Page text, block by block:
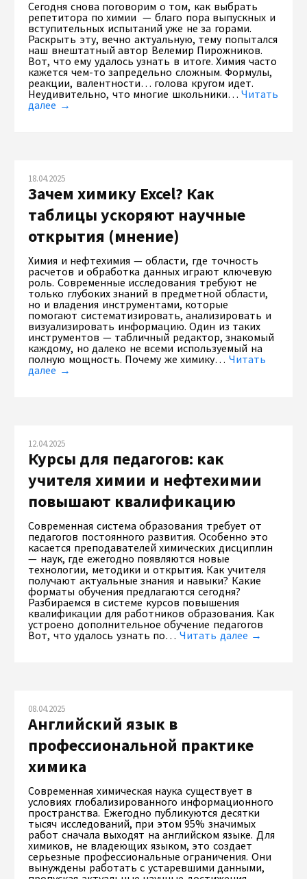
Сегодня снова поговорим о том, как выбрать
репетитора по химии — благо пора выпускных и
вступительных испытаний уже не за горами.
Раскрыть эту, вечно актуальную, тему попытался
наш внештатный автор Велемир Пирожников.
Вот, что ему удалось узнать в итоге. Химия часто
кажется чем-то запредельно сложным. Формулы,
реакции, валентности… голова кругом идет.
Неудивительно, что многие школьники…Читать
далее →
18.04.2025
Зачем химику Excel? Как
таблицы ускоряют научные
открытия (мнение)
Химия и нефтехимия — области, где точность
расчетов и обработка данных играют ключевую
роль. Современные исследования требуют не
только глубоких знаний в предметной области,
но и владения инструментами, которые
помогают систематизировать, анализировать и
визуализировать информацию. Один из таких
инструментов — табличный редактор, знакомый
каждому, но далеко не всеми используемый на
полную мощность. Почему же химику…Читать
далее →
12.04.2025
Курсы для педагогов: как
учителя химии и нефтехимии
повышают квалификацию
Современная система образования требует от
педагогов постоянного развития. Особенно это
касается преподавателей химических дисциплин
— наук, где ежегодно появляются новые
технологии, методики и открытия. Как учителя
получают актуальные знания и навыки? Какие
форматы обучения предлагаются сегодня?
Разбираемся в системе курсов повышения
квалификации для работников образования. Как
устроено дополнительное обучение педагогов
Вот, что удалось узнать по…Читать далее →
08.04.2025
Английский язык в
профессиональной практике
химика
Современная химическая наука существует в
условиях глобализированного информационного
пространства. Ежегодно публикуются десятки
тысяч исследований, при этом 95% значимых
работ сначала выходят на английском языке. Для
химиков, не владеющих языком, это создает
серьезные профессиональные ограничения. Они
вынуждены работать с устаревшими данными,